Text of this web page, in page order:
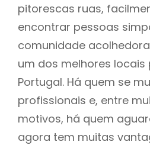
pitorescas ruas,
encontrar pessoas
comunidade
um dos melhores locais
Portugal. Há quem se
profissionais e, entre
motivos, há quem
agora tem muitas